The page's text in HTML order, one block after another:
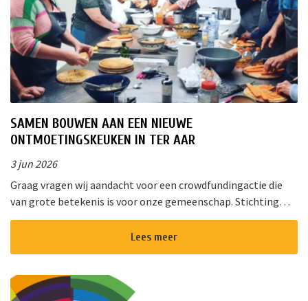
SAMEN BOUWEN AAN EEN NIEUWE
ONTMOETINGSKEUKEN IN TER AAR
3 jun 2026
Graag vragen wij aandacht voor een crowdfundingactie die
van grote betekenis is voor onze gemeenschap. Stichting
!Triggr en SPAN vormen samen een multifunctioneel
cultureel centrum waar m...Lees meer